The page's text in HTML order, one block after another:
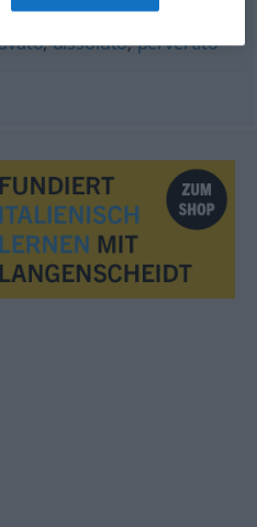
,dissoluto,pervertito